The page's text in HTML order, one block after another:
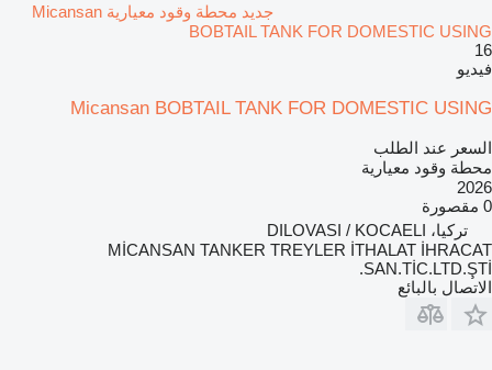
جديد محطة وقود معيارية Micansan
BOBTAIL TANK FOR DOMESTIC USING
16
فيديو
Micansan BOBTAIL TANK FOR DOMESTIC USING
السعر عند الطلب
محطة وقود معيارية
2026
0 مقصورة
تركيا، DILOVASI / KOCAELI
MİCANSAN TANKER TREYLER İTHALAT İHRACAT
SAN.TİC.LTD.ŞTİ.
الاتصال بالبائع